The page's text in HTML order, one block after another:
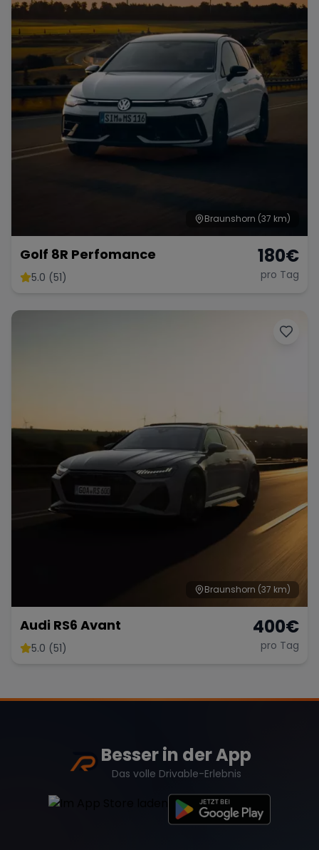
Braunshorn (37 km)
Golf 8R Perfomance
5.0 (51)
180€
pro Tag
Braunshorn (37 km)
Audi RS6 Avant
5.0 (51)
400€
pro Tag
Besser in der App
Das volle Drivable-Erlebnis